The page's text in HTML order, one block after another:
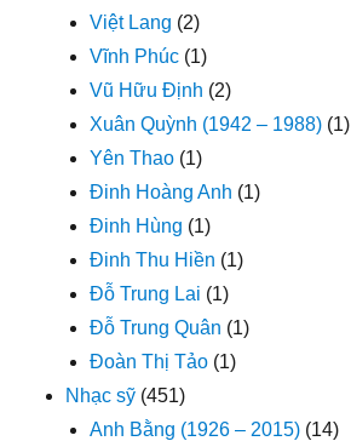
Việt Lang (2)
Vĩnh Phúc (1)
Vũ Hữu Định (2)
Xuân Quỳnh (1942 – 1988) (1)
Yên Thao (1)
Đinh Hoàng Anh (1)
Đinh Hùng (1)
Đinh Thu Hiền (1)
Đỗ Trung Lai (1)
Đỗ Trung Quân (1)
Đoàn Thị Tảo (1)
Nhạc sỹ (451)
Anh Bằng (1926 – 2015) (14)